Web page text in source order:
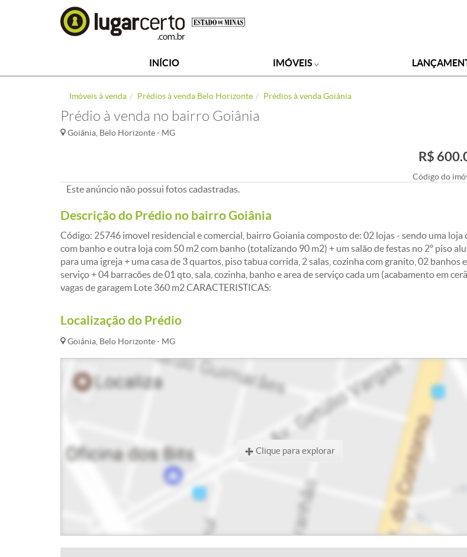
INÍCIO IMÓVEIS
Imóveis à venda Prédios à venda Belo Horizonte Prédios à venda Goiânia
Prédio à venda no bairro Goiânia
Goiânia, Belo Horizonte - MG
R$
Código do
Este anúncio não possui fotos cadastradas.
Descrição do Prédio no bairro Goiânia
Código: 25746 imovel residencial e comercial, bairro Goiania composto de: 02 lojas - sendo uma loja
com banho e outra loja com 50 m2 com banho (totalizando 90 m2) + um salão de festas no 2º piso
para uma igreja + uma casa de 3 quartos, piso tabua corrida, 2 salas, cozinha com granito, 02 banhos
serviço + 04 barracões de 01 qto, sala, cozinha, banho e area de serviço cada um (acabamento em
vagas de garagem Lote 360 m2 CARACTERISTICAS:
Localização do Prédio
Goiânia, Belo Horizonte - MG
Clique para explorar